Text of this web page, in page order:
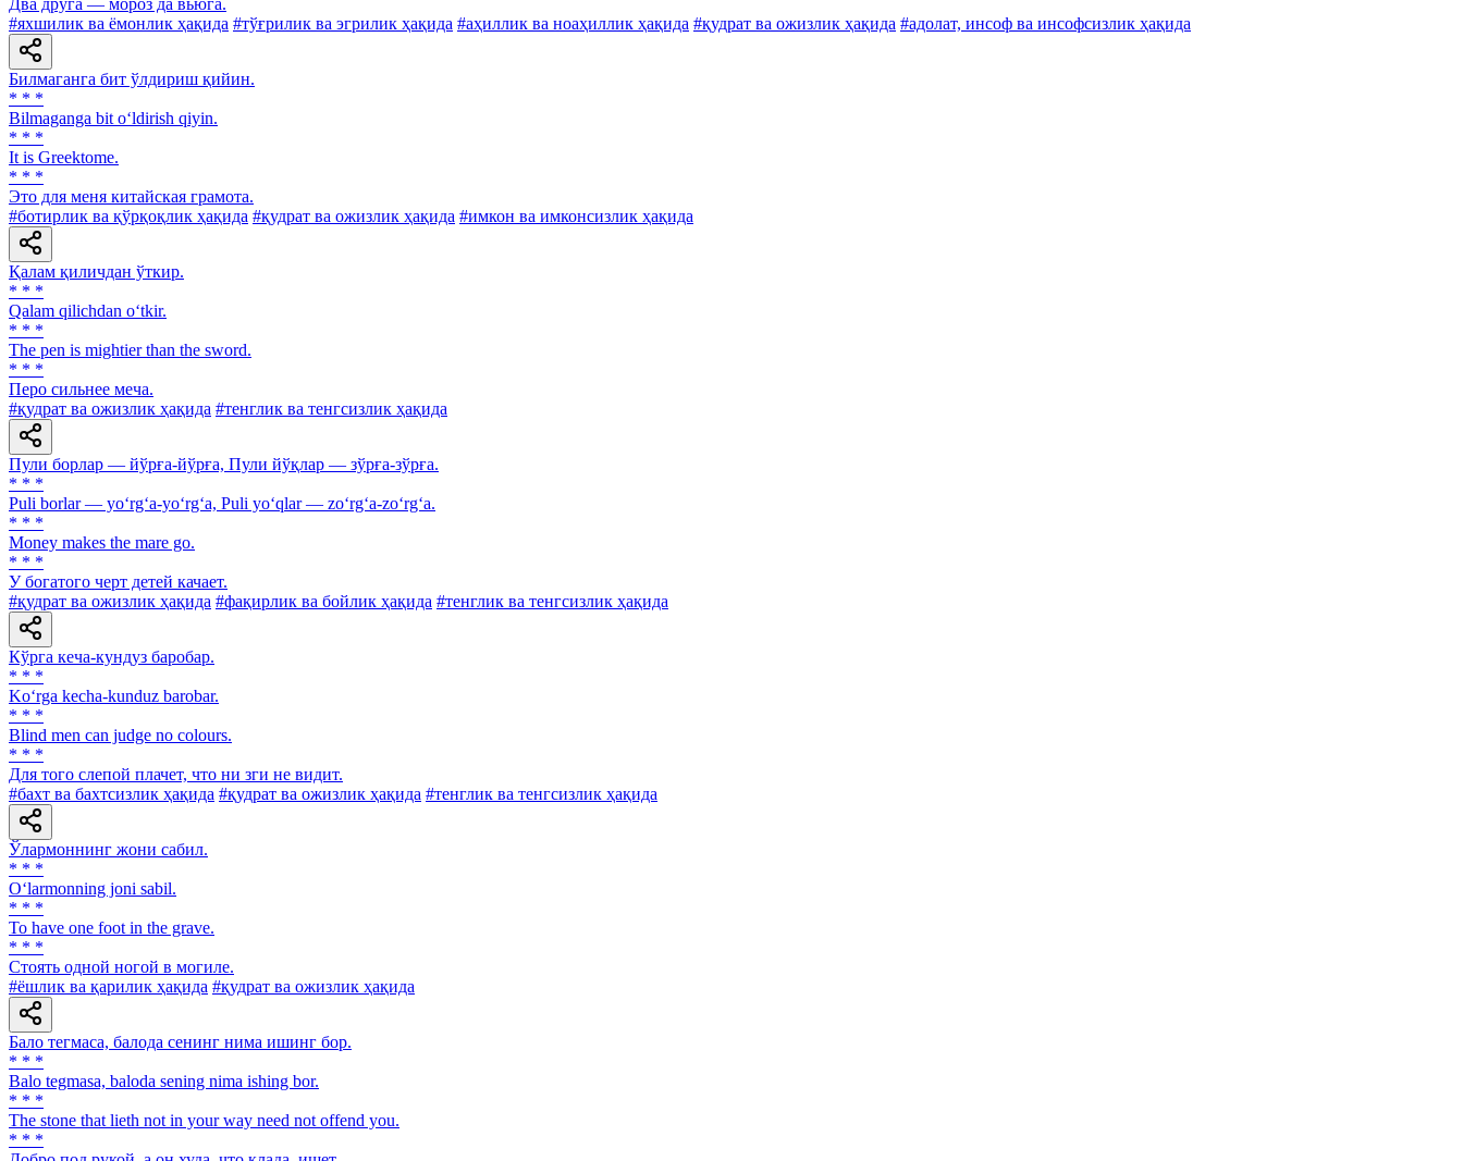
#яхшилик ва ёмонлик ҳақида #тўғрилик ва эгрилик ҳақида #аҳиллик ва ноаҳиллик ҳақида #қудрат ва ожизлик ҳақида #адолат, инсоф ва инсофсизлик ҳақида
Билмаганга бит ўлдириш қийин.
* * *
Bilmaganga bit o‘ldirish qiyin.
* * *
It is Greektome.
* * *
Это для меня китайская грамота.
#ботирлик ва қўрқоқлик ҳақида #қудрат ва ожизлик ҳақида #имкон ва имконсизлик ҳақида
Қалам қиличдан ўткир.
* * *
Qalam qilichdan o‘tkir.
* * *
The pen is mightier than the sword.
* * *
Перо сильнее меча.
#қудрат ва ожизлик ҳақида #тенглик ва тенгсизлик ҳақида
Пули борлар — йўрға-йўрға, Пули йўқлар — зўрға-зўрға.
* * *
Puli borlar — yo‘rg‘a-yo‘rg‘a, Puli yo‘qlar — zo‘rg‘a-zo‘rg‘a.
* * *
Money makes the mare go.
* * *
У богатого черт детей качает.
#қудрат ва ожизлик ҳақида #фақирлик ва бойлик ҳақида #тенглик ва тенгсизлик ҳақида
Кўрга кеча-кундуз баробар.
* * *
Ko‘rga kecha-kunduz barobar.
* * *
Blind men can judge no colours.
* * *
Для того слепой плачет, что ни зги не видит.
#бахт ва бахтсизлик ҳақида #қудрат ва ожизлик ҳақида #тенглик ва тенгсизлик ҳақида
Ўлармоннинг жони сабил.
* * *
O‘larmonning joni sabil.
* * *
To have one foot in the grave.
* * *
Стоять одной ногой в могиле.
#ёшлик ва қарилик ҳақида #қудрат ва ожизлик ҳақида
Бало тегмаса, балода сенинг нима ишинг бор.
* * *
Balo tegmasa, baloda sening nima ishing bor.
* * *
The stone that lieth not in your way need not offend you.
* * *